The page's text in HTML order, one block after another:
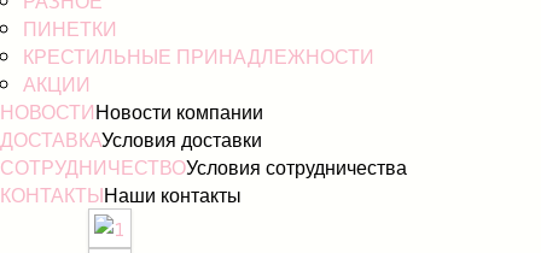
ПИНЕТКИ
КРЕСТИЛЬНЫЕ ПРИНАДЛЕЖНОСТИ
АКЦИИ
НОВОСТИНовости компании
ДОСТАВКАУсловия доставки
СОТРУДНИЧЕСТВОУсловия сотрудничества
КОНТАКТЫНаши контакты